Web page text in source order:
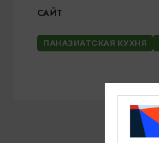
САЙТ
ПАНАЗИАТСКАЯ КУХНЯ